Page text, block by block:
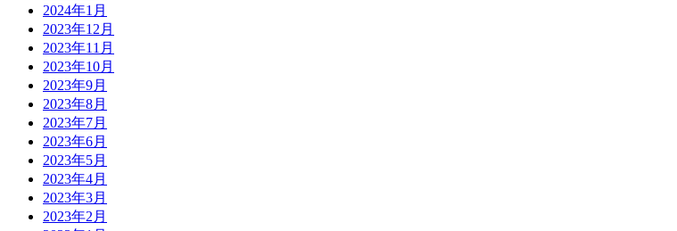
2024年1月
2023年12月
2023年11月
2023年10月
2023年9月
2023年8月
2023年7月
2023年6月
2023年5月
2023年4月
2023年3月
2023年2月